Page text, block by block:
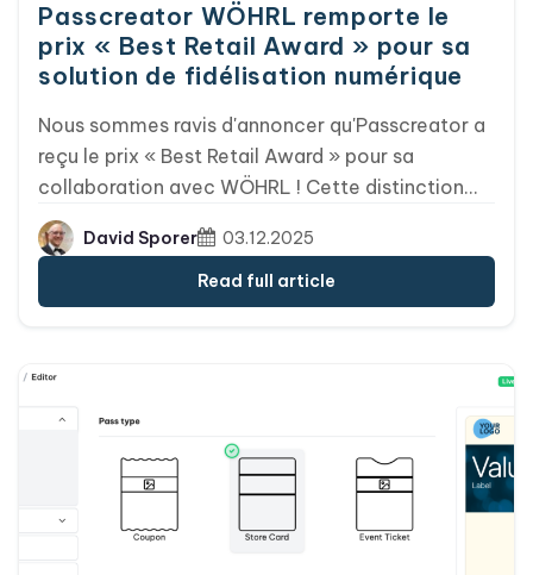
Passcreator WÖHRL remporte le
prix « Best Retail Award » pour sa
solution de fidélisation numérique
Nous sommes ravis d'annoncer qu'Passcreator a
reçu le prix « Best Retail Award » pour sa
collaboration avec WÖHRL ! Cette distinction
vient récompenser la mise en œuvre réussie du
programme de fidélisation numérique de WÖHRL,
qui s'appuie sur la technologie de portefeuille
numérique d'Passcreator.
David Sporer
03.12.2025
Read full article